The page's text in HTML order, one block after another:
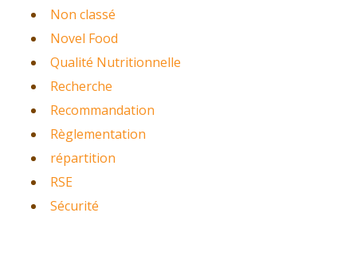
Non classé
Novel Food
Qualité Nutritionnelle
Recherche
Recommandation
Règlementation
répartition
RSE
Sécurité